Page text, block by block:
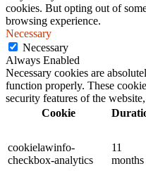
cookies. But opting out of
browsing experience.
Necessary
Necessary
Always Enabled
Necessary cookies are
function properly. These
security features of the
Cookie
cookielawinfo-
checkbox-analytics
11
months